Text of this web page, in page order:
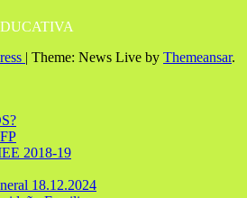
| Theme: News Live by Themeansar.
2018-19
18.12.2024